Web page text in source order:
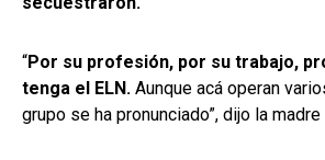
“Por su profesión, por su trabajo,
tenga el ELN. Aunque acá operan
grupo se ha pronunciado”, dijo la